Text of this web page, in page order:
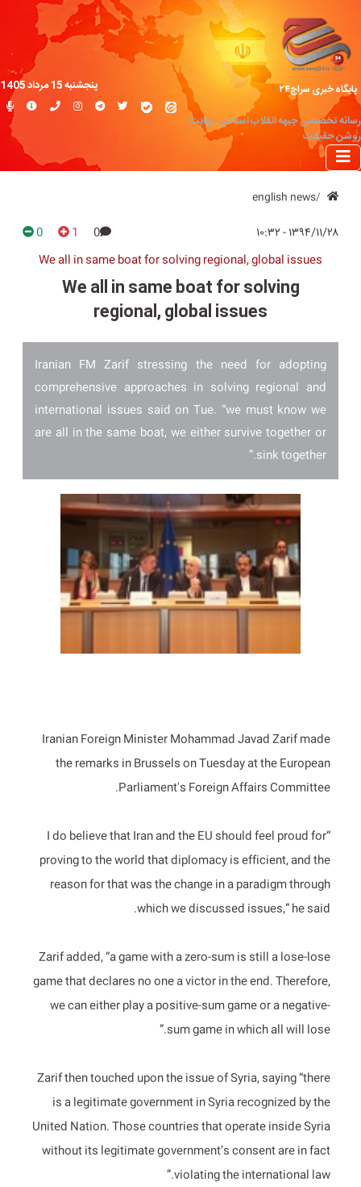
پایگاه خبری سراج۲۴
رسانه تخصصی جبهه انقلاب اسلامی؛ روایت
روشن حقیقت
پنجشنبه 15 مرداد 1405
english news
۱۳۹۴/۱۱/۲۸ - ۱۰:۳۲ 0
1
0
We all in same boat for solving regional, global issues
We all in same boat for solving
regional, global issues
Iranian FM Zarif stressing the need for adopting
comprehensive approaches in solving regional and
international issues said on Tue. “we must know we
are all in the same boat, we either survive together or
sink together.”
Iranian Foreign Minister Mohammad Javad Zarif made
the remarks in Brussels on Tuesday at the European
Parliament's Foreign Affairs Committee.
“I do believe that Iran and the EU should feel proud for
proving to the world that diplomacy is efficient, and the
reason for that was the change in a paradigm through
which we discussed issues,” he said.
Zarif added, “a game with a zero-sum is still a lose-lose
game that declares no one a victor in the end. Therefore,
we can either play a positive-sum game or a negative-
sum game in which all will lose.”
Zarif then touched upon the issue of Syria, saying “there
is a legitimate government in Syria recognized by the
United Nation. Those countries that operate inside Syria
without its legitimate government’s consent are in fact
violating the international law.”